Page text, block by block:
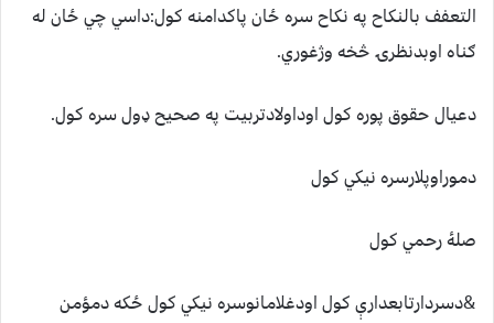
التعفف بالنکاح په نکاح سره ځان پاکدامنه کول:داسي چي ځان له
ګناه اوبدنظرۍ څخه وژغوري.
دعيال حقوق پوره کول اوداولادتربيت په صحيح ډول سره کول.
دموراوپلارسره نيکي کول
صلۀ رحمي کول
&دسردارتابعدارې کول اودغلامانوسره نيکي کول ځکه دمؤمن